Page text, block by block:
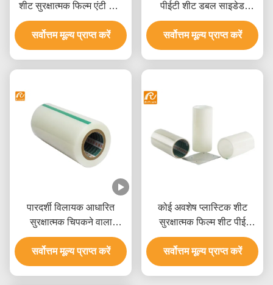
शीट सुरक्षात्मक फिल्म एंटी फॉग
कटिंग पालतू शीट
सर्वोत्तम मूल्य प्राप्त करें
पीईटी शीट डबल साइडेड
प्रोटेक्शन फिल्म के साथ
सर्वोत्तम मूल्य प्राप्त करें
पारदर्शी विलायक आधारित
सुरक्षात्मक चिपकने वाला
प्लास्टिक फिल्म हीट प्रतिरोधी
सर्वोत्तम मूल्य प्राप्त करें
कोई अवशेष प्लास्टिक शीट
सुरक्षात्मक फिल्म शीट पीई
सामग्री एसजीएस प्रमाणित
सर्वोत्तम मूल्य प्राप्त करें